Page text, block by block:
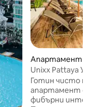
Апартамент –
Unixx Pattaya
централната
Готин чисто
апартамент с
фибърни